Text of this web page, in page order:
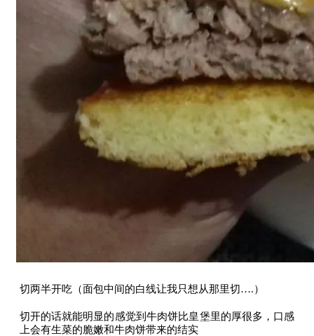
切两半开吃（面包中间的白线让我只想从那里切….）
切开的话就能明显的感觉到牛肉饼比皇堡里的厚很多，口感
上会有生菜的脆嫩和牛肉饼带来的结实